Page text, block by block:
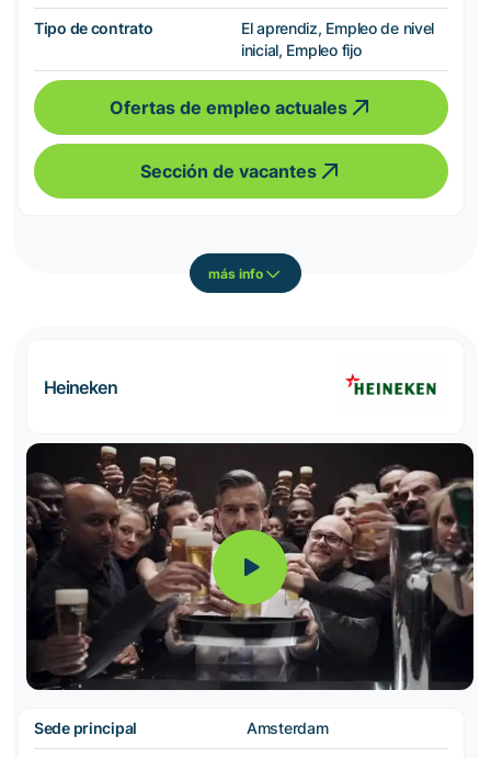
Tipo de contrato
El aprendiz, Empleo de nivel
inicial, Empleo fijo
Ofertas de empleo actuales
Sección de vacantes
más info
Heineken
Sede principal Amsterdam